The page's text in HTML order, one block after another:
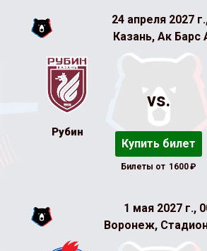
24 апреля 2027
Казань, Ак Барс
Рубин
vs.
Купить билет
Билеты от 1600₽
1 мая 2027 г.,
Воронеж,